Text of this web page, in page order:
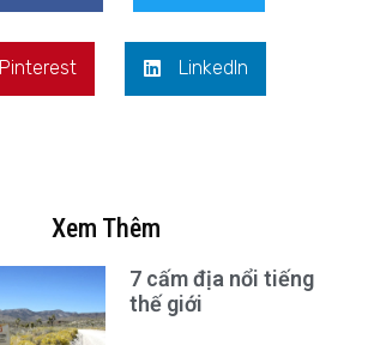
Pinterest LinkedIn
Xem Thêm
7 cấm địa nổi tiếng
thế giới